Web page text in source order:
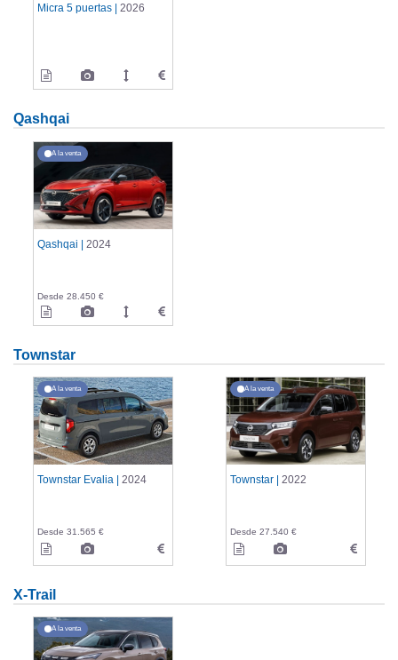
Micra 5 puertas | 2026
Qashqai
A la venta
Qashqai | 2024
Desde 28.450 €
Townstar
A la venta
Townstar Evalia | 2024
Desde 31.565 €
A la venta
Townstar | 2022
Desde 27.540 €
X-Trail
A la venta